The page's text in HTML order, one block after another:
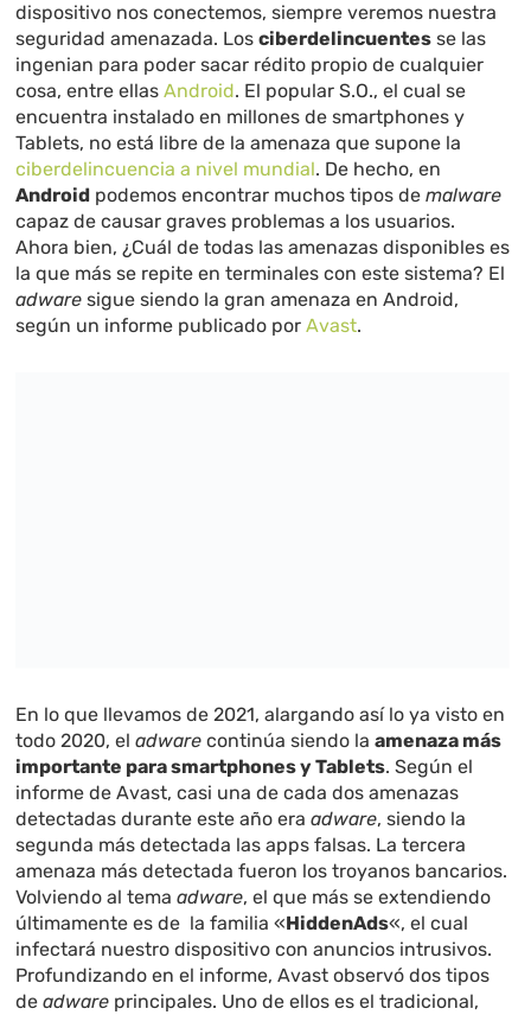
dispositivo nos conectemos, siempre veremos nuestra
seguridad amenazada. Losciberdelincuentes se las
ingenian para poder sacar rédito propio de cualquier
cosa, entre ellasAndroid. El popular S.O., el cual se
encuentra instalado en millones de smartphones y
Tablets, no está libre de la amenaza que supone la
ciberdelincuencia a nivel mundial. De hecho, en
Android podemos encontrar muchos tipos demalware
capaz de causar graves problemas a los usuarios.
Ahora bien, ¿Cuál de todas las amenazas disponibles es
la que más se repite en terminales con este sistema? El
adware sigue siendo la gran amenaza en Android,
según un informe publicado porAvast.
En lo que llevamos de 2021, alargando así lo ya visto en
todo 2020, eladware continúa siendo laamenaza más
importante para smartphones y Tablets. Según el
informe de Avast, casi una de cada dos amenazas
detectadas durante este año eraadware, siendo la
segunda más detectada las apps falsas. La tercera
amenaza más detectada fueron los troyanos bancarios.
Volviendo al temaadware, el que más se extendiendo
últimamente es de la familia «HiddenAds«, el cual
infectará nuestro dispositivo con anuncios intrusivos.
Profundizando en el informe, Avast observó dos tipos
deadware principales. Uno de ellos es el tradicional,